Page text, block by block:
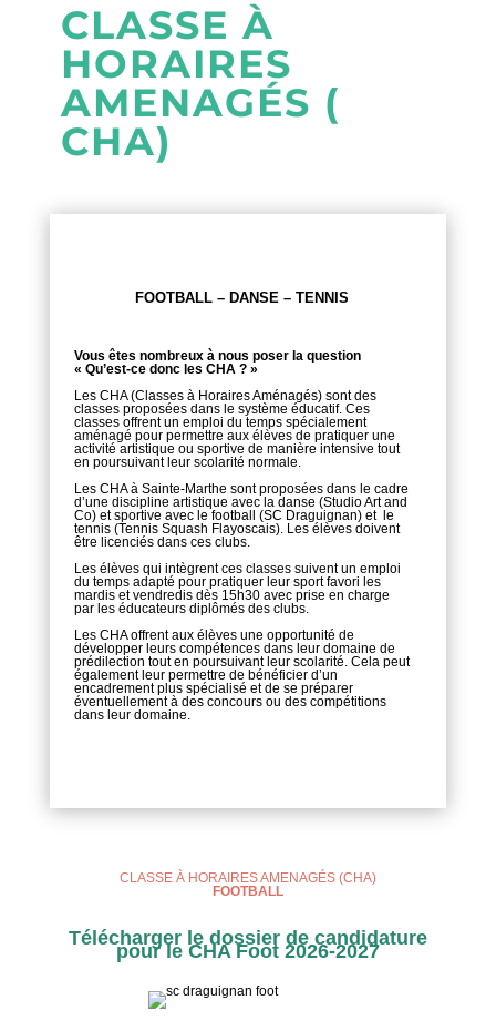
CLASSE À
HORAIRES
AMENAGÉS (
CHA)
FOOTBALL – DANSE – TENNIS
Vous êtes nombreux à nous poser la question
« Qu’est-ce donc les CHA ? »
Les CHA (Classes à Horaires Aménagés) sont des
classes proposées dans le système éducatif. Ces
classes offrent un emploi du temps spécialement
aménagé pour permettre aux élèves de pratiquer une
activité artistique ou sportive de manière intensive tout
en poursuivant leur scolarité normale.
Les CHA à Sainte-Marthe sont proposées dans le cadre
d’une discipline artistique avec la danse (Studio Art and
Co) et sportive avec le football (SC Draguignan) et le
tennis (Tennis Squash Flayoscais). Les élèves doivent
être licenciés dans ces clubs.
Les élèves qui intègrent ces classes suivent un emploi
du temps adapté pour pratiquer leur sport favori les
mardis et vendredis dès 15h30 avec prise en charge
par les éducateurs diplômés des clubs.
Les CHA offrent aux élèves une opportunité de
développer leurs compétences dans leur domaine de
prédilection tout en poursuivant leur scolarité. Cela peut
également leur permettre de bénéficier d’un
encadrement plus spécialisé et de se préparer
éventuellement à des concours ou des compétitions
dans leur domaine.
CLASSE À HORAIRES AMENAGÉS (CHA)
FOOTBALL
Télécharger le dossier de candidature
pour le CHA Foot 2026-2027